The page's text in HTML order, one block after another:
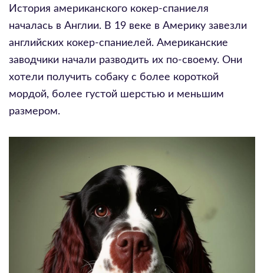
История американского кокер-спаниеля
началась в Англии. В 19 веке в Америку завезли
английских кокер-спаниелей. Американские
заводчики начали разводить их по-своему. Они
хотели получить собаку с более короткой
мордой, более густой шерстью и меньшим
размером.